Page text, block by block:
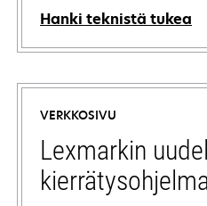
Hanki teknistä tukea
opens
in
new
tab
VERKKOSIVU
Lexmarkin